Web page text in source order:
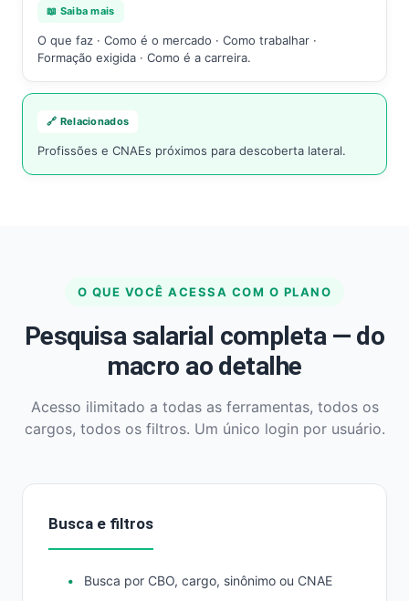
📖 Saiba mais
O que faz · Como é o mercado · Como trabalhar ·
Formação exigida · Como é a carreira.
🔗 Relacionados
Profissões e CNAEs próximos para descoberta lateral.
O QUE VOCÊ ACESSA COM O PLANO
Pesquisa salarial completa — do
macro ao detalhe
Acesso ilimitado a todas as ferramentas, todos os
cargos, todos os filtros. Um único login por usuário.
Busca e filtros
Busca por CBO, cargo, sinônimo ou CNAE